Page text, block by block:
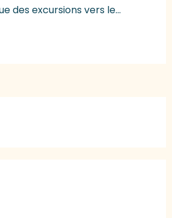
des excursions vers le...